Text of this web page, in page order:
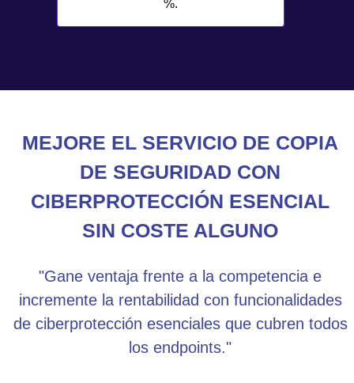
%.
MEJORE EL SERVICIO DE COPIA
DE SEGURIDAD CON
CIBERPROTECCIÓN ESENCIAL
SIN COSTE ALGUNO
"Gane ventaja frente a la competencia e
incremente la rentabilidad con funcionalidades
de ciberprotección esenciales que cubren todos
los endpoints."